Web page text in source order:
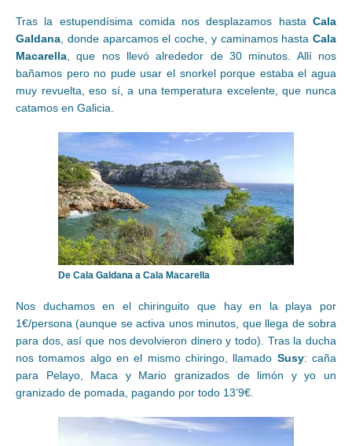
Tras la estupendísima comida nos desplazamos hasta Cala
Galdana , donde aparcamos el coche, y caminamos hasta Cala
Macarella , que nos llevó alrededor de 30 minutos. Allí nos
bañamos pero no pude usar el snorkel porque estaba el agua
muy revuelta, eso sí, a una temperatura excelente, que nunca
catamos en Galicia.
De Cala Galdana a Cala Macarella
Nos duchamos en el chiringuito que hay en la playa por
1€/persona (aunque se activa unos minutos, que llega de sobra
para dos, así que nos devolvieron dinero y todo). Tras la ducha
nos tomamos algo en el mismo chiringo, llamado Susy: caña
para Pelayo, Maca y Mario granizados de limón y yo un
granizado de pomada, pagando por todo 13’9€.